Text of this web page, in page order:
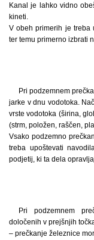
Kanal je lahko vidno
kineti.
V obeh primerih je treba
ter temu primerno izbrati
Pri podzemnem
jarke v dnu vodotoka.
vrste vodotoka (širina,
(strm, položen, raščen,
Vsako podzemno
treba upoštevati
podjetij, ki ta dela
Pri podzemnem
določenih v prejšnjih
– prečkanje železnice